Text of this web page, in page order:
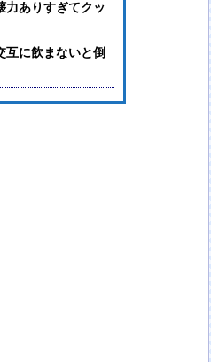
力ありすぎてクッ
互に飲まないと倒